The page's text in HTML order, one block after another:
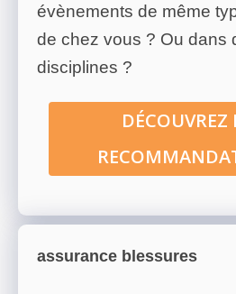
évènements de même
de chez vous ? Ou dans
disciplines ?
DÉCOUVREZ
assurance blessures